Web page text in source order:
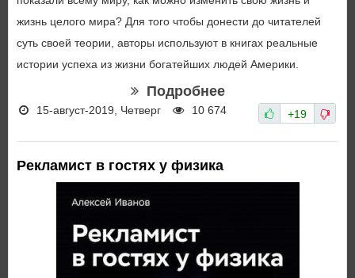
жизнь целого мира? Для того чтобы донести до читателей
суть своей теории, авторы используют в книгах реальные
истории успеха из жизни богатейших людей Америки.
Подробнее
15-август-2019, Четверг 10 674 +19
Рекламист в гостях у физика